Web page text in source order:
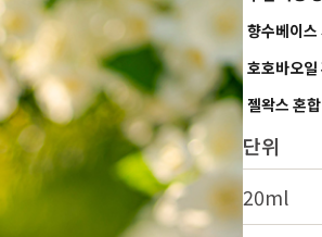
향수베이스
호호바오일
젤왁스 혼합
단위
20ml